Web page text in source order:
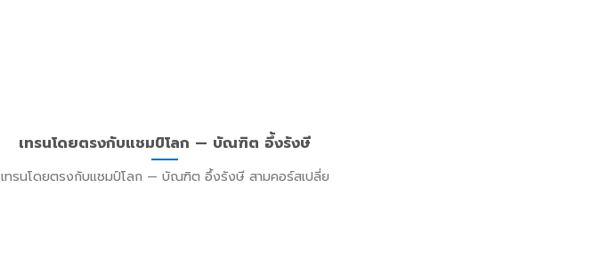
เทรนโดยตรงกับแชมป์โลก — บัณฑิต อึ้งรังษี
เทรนโดยตรงกับแชมป์โลก — บัณฑิต อึ้งรังษี สามคอร์สเปลี่ย